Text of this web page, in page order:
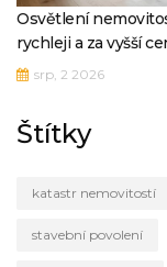
Osvětlení
rychleji a za vyšší
srp, 2 2026
Štítky
katastr nemovitostí
stavební povolení